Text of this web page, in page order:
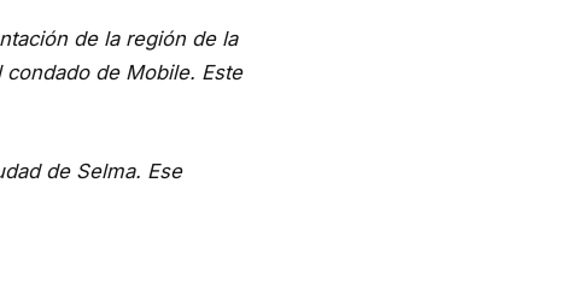
de la región de la
de Mobile. Este
de Selma. Ese